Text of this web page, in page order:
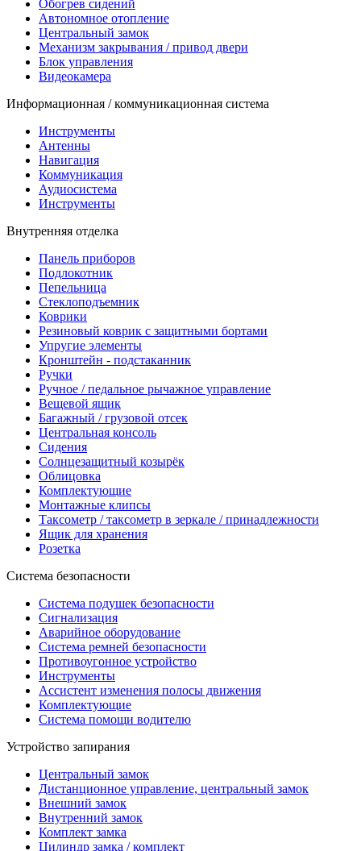
Обогрев сидений
Автономное отопление
Центральный замок
Механизм закрывания / привод двери
Блок управления
Видеокамера
Информационная / коммуникационная система
Инструменты
Антенны
Навигация
Коммуникация
Аудиосистема
Инструменты
Внутренняя отделка
Панель приборов
Подлокотник
Пепельница
Стеклоподъемник
Коврики
Резиновый коврик с защитными бортами
Упругие элементы
Кронштейн - подстаканник
Ручки
Ручное / педальное рычажное управление
Вещевой ящик
Багажный / грузовой отсек
Центральная консоль
Сидения
Солнцезащитный козырёк
Облицовка
Комплектующие
Монтажные клипсы
Таксометр / таксометр в зеркале / принадлежности
Ящик для хранения
Розетка
Система безопасности
Система подушек безопасности
Сигнализация
Аварийное оборудование
Система ремней безопасности
Противоугонное устройство
Инструменты
Ассистент изменения полосы движения
Комплектующие
Система помощи водителю
Устройство запирания
Центральный замок
Дистанционное управление, центральный замок
Внешний замок
Внутренний замок
Комплект замка
Цилиндр замка / комплект